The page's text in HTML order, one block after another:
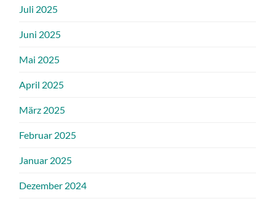
Juli 2025
Juni 2025
Mai 2025
April 2025
März 2025
Februar 2025
Januar 2025
Dezember 2024